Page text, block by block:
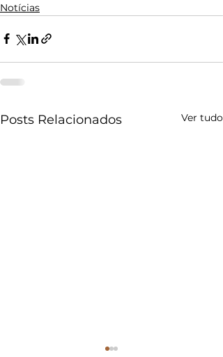
Notícias
Posts Relacionados Ver tudo